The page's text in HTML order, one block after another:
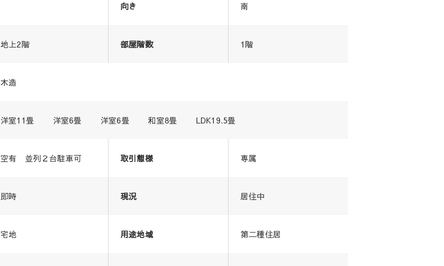
向き 南
地上2階 部屋階数 1階
木造
洋室11畳 洋室6畳 洋室6畳 和室8畳 LDK19.5畳
空有 並列２台駐車可 取引態様 専属
即時 現況 居住中
宅地 用途地域 第二種住居